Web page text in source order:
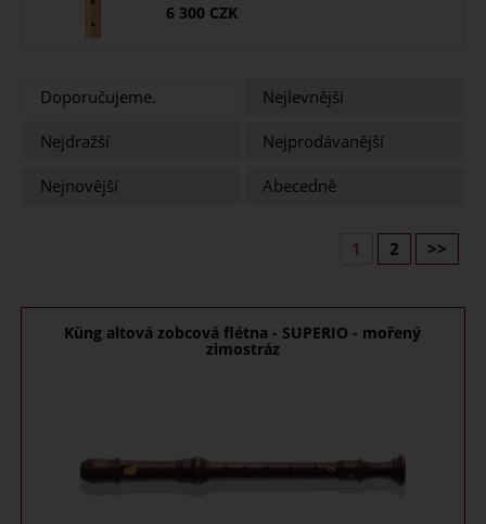
6 300 CZK
Doporučujeme.
Nejlevnější
Nejdražší
Nejprodávanější
Nejnovější
Abecedně
1 2 >>
Küng altová zobcová flétna - SUPERIO - mořený
zimostráz